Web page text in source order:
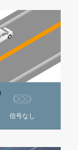
信号なし